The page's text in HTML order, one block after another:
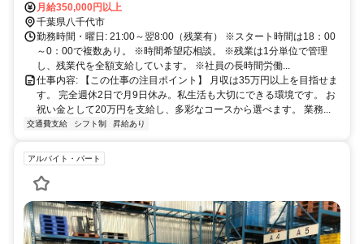
道 村上駅から車12分 * 東葉高速鉄道 八千代中央から車16分 * 車通
勤、バイク通勤可（駐車場あり）
月給350,000円以上
千葉県八千代市
勤務時間・曜日: 21:00～翌8:00（残業有） ※スタート時間は18：00
～0：00で複数あり。 ※時間希望応相談。 ※残業は1分単位で管理
し、残業代を全額支給しています。 ※社員の長時間労働...
仕事内容: 【この仕事の注目ポイント】 月収は35万円以上を目指せま
す。 完全週休2日で月9日休み。私生活も大切にできる環境です。 お
祝い金として20万円を支給し、多彩なコースから選べます。 業務...
交通費支給 シフト制 昇給あり
アルバイト・パート